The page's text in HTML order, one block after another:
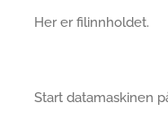
Her er filinnholdet.
Start datamaskinen